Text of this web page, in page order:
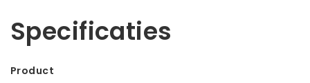
Specificaties
Product